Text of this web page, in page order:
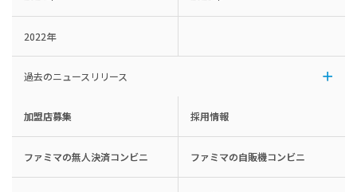
2022年
過去のニュースリリース
加盟店募集 採用情報
ファミマの無人決済コンビニ ファミマの自販機コンビニ